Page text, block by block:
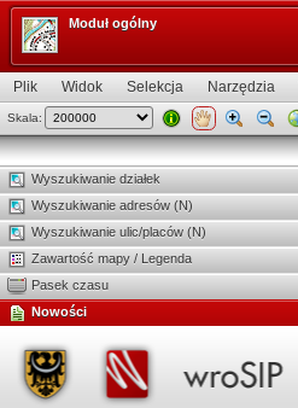
Plik Widok Selekcja Narzędzia
Skala:
Wyszukiwanie działek
Wyszukiwanie adresów (N)
Wyszukiwanie ulic/placów (N)
Zawartość mapy / Legenda
Pasek czasu
Nowości
Moduł ogólny